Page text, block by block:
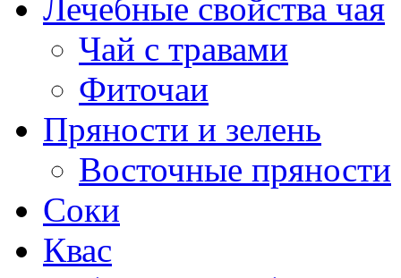
Лечебные свойства чая
Чай с травами
Фиточаи
Пряности и зелень
Восточные пряности
Соки
Квас